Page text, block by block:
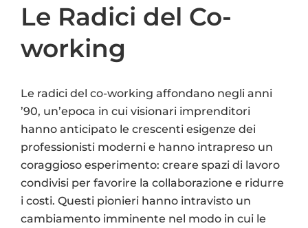
Le Radici del Co-
working
Le radici del co-working affondano negli anni
’90, un’epoca in cui visionari imprenditori
hanno anticipato le crescenti esigenze dei
professionisti moderni e hanno intrapreso un
coraggioso esperimento: creare spazi di lavoro
condivisi per favorire la collaborazione e ridurre
i costi. Questi pionieri hanno intravisto un
cambiamento imminente nel modo in cui le